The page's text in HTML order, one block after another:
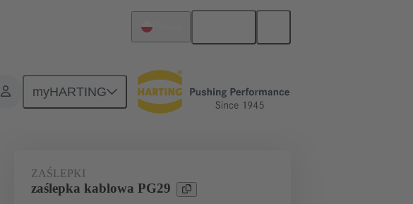
myHARTING
Dławnice kablowe 09 00 000 5074
ZAŚLEPKI
zaślepka kablowa PG29